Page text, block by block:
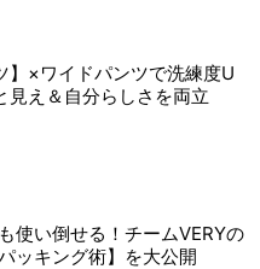
】×ワイドパンツで洗練度U
見え＆自分らしさを両立
使い倒せる！チームVERYの
ッキング術】を大公開